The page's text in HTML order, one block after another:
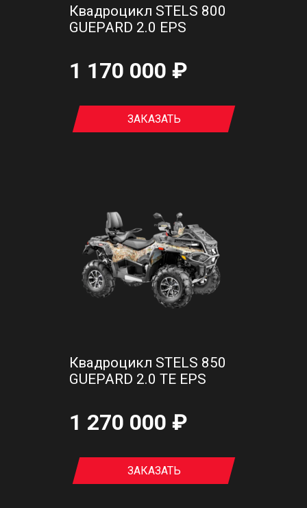
Квадроцикл STELS 800
GUEPARD 2.0 EPS
1 170 000 ₽
ЗАКАЗАТЬ
Квадроцикл STELS 850
GUEPARD 2.0 TE EPS
1 270 000 ₽
ЗАКАЗАТЬ